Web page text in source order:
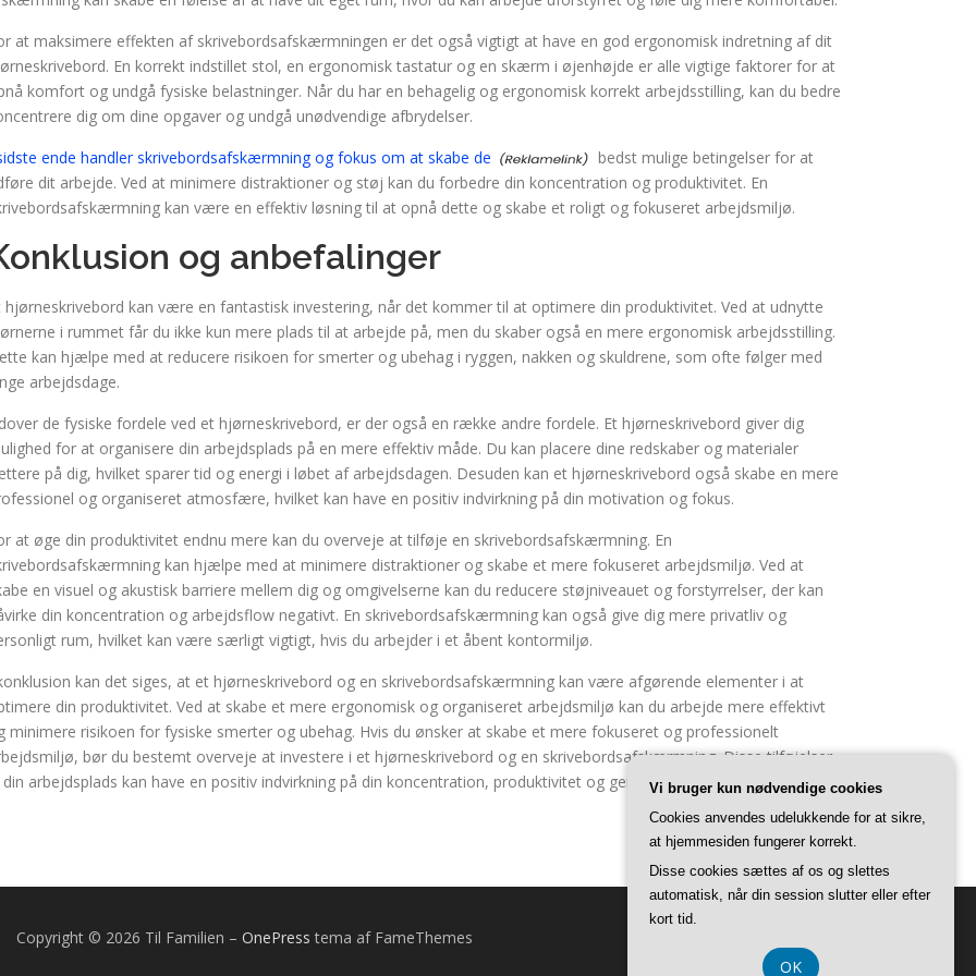
at maksimere effekten af skrivebordsafskærmningen er det også vigtigt at have en god ergonomisk indretning af dit
En korrekt indstillet stol, en ergonomisk tastatur og en skærm i øjenhøjde er alle vigtige faktorer for at
komfort og undgå fysiske belastninger. Når du har en behagelig og ergonomisk korrekt arbejdsstilling, kan du bedre
dig om dine opgaver og undgå unødvendige afbrydelser.
ende handler skrivebordsafskærmning og fokus om at skabe de
bedst mulige betingelser for at
dit arbejde. Ved at minimere distraktioner og støj kan du forbedre din koncentration og produktivitet. En
kan være en effektiv løsning til at opnå dette og skabe et roligt og fokuseret arbejdsmiljø.
og anbefalinger
hjørneskrivebord kan være en fantastisk investering, når det kommer til at optimere din produktivitet. Ved at udnytte
i rummet får du ikke kun mere plads til at arbejde på, men du skaber også en mere ergonomisk arbejdsstilling.
kan hjælpe med at reducere risikoen for smerter og ubehag i ryggen, nakken og skuldrene, som ofte følger med
arbejdsdage.
de fysiske fordele ved et hjørneskrivebord, er der også en række andre fordele. Et hjørneskrivebord giver dig
for at organisere din arbejdsplads på en mere effektiv måde. Du kan placere dine redskaber og materialer
på dig, hvilket sparer tid og energi i løbet af arbejdsdagen. Desuden kan et hjørneskrivebord også skabe en mere
og organiseret atmosfære, hvilket kan have en positiv indvirkning på din motivation og fokus.
at øge din produktivitet endnu mere kan du overveje at tilføje en skrivebordsafskærmning. En
kan hjælpe med at minimere distraktioner og skabe et mere fokuseret arbejdsmiljø. Ved at
en visuel og akustisk barriere mellem dig og omgivelserne kan du reducere støjniveauet og forstyrrelser, der kan
din koncentration og arbejdsflow negativt. En skrivebordsafskærmning kan også give dig mere privatliv og
rum, hvilket kan være særligt vigtigt, hvis du arbejder i et åbent kontormiljø.
kan det siges, at et hjørneskrivebord og en skrivebordsafskærmning kan være afgørende elementer i at
din produktivitet. Ved at skabe et mere ergonomisk og organiseret arbejdsmiljø kan du arbejde mere effektivt
minimere risikoen for fysiske smerter og ubehag. Hvis du ønsker at skabe et mere fokuseret og professionelt
bør du bestemt overveje at investere i et hjørneskrivebord og en skrivebordsafskærmning. Disse tilføjelser
arbejdsplads kan have en positiv indvirkning på din koncentration, produktivitet og generelle trivsel i arbejdslivet.
Copyright © 2026 Til Familien – OnePress tema af FameThemes
Vi bruger kun nødvendige cookies
Cookies anvendes udelukkende for at sikre,
at hjemmesiden fungerer korrekt.
Disse cookies sættes af os og slettes
automatisk, når din session slutter eller efter
kort tid.
OK